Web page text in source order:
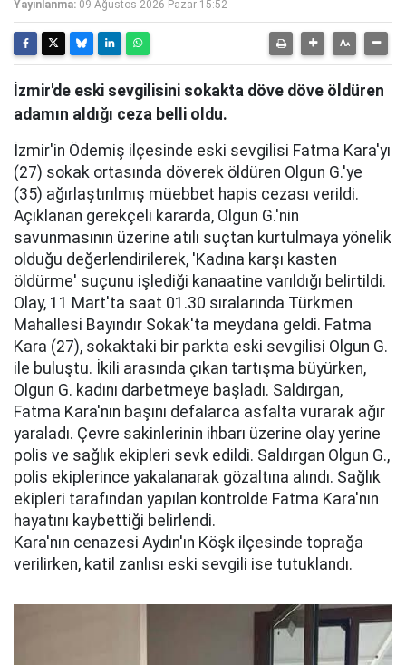
Yayınlanma: 09 Ağustos 2026 Pazar 15:52
İzmir'de eski sevgilisini sokakta döve döve öldüren
adamın aldığı ceza belli oldu.
İzmir'in Ödemiş ilçesinde eski sevgilisi Fatma Kara'yı
(27) sokak ortasında döverek öldüren Olgun G.'ye
(35) ağırlaştırılmış müebbet hapis cezası verildi.
Açıklanan gerekçeli kararda, Olgun G.'nin
savunmasının üzerine atılı suçtan kurtulmaya yönelik
olduğu değerlendirilerek, 'Kadına karşı kasten
öldürme' suçunu işlediği kanaatine varıldığı belirtildi.
Olay, 11 Mart'ta saat 01.30 sıralarında Türkmen
Mahallesi Bayındır Sokak'ta meydana geldi. Fatma
Kara (27), sokaktaki bir parkta eski sevgilisi Olgun G.
ile buluştu. İkili arasında çıkan tartışma büyürken,
Olgun G. kadını darbetmeye başladı. Saldırgan,
Fatma Kara'nın başını defalarca asfalta vurarak ağır
yaraladı. Çevre sakinlerinin ihbarı üzerine olay yerine
polis ve sağlık ekipleri sevk edildi. Saldırgan Olgun G.,
polis ekiplerince yakalanarak gözaltına alındı. Sağlık
ekipleri tarafından yapılan kontrolde Fatma Kara'nın
hayatını kaybettiği belirlendi.
Kara'nın cenazesi Aydın'ın Köşk ilçesinde toprağa
verilirken, katil zanlısı eski sevgili ise tutuklandı.